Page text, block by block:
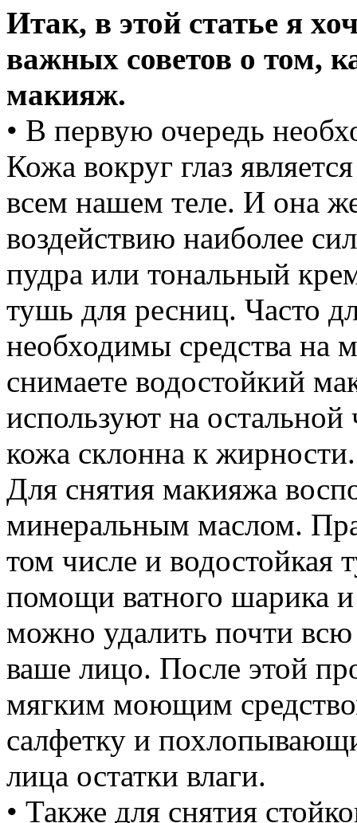
Итак, в этой статье я
важных советов о том,
макияж.
• В первую очередь
Кожа вокруг глаз
всем нашем теле. И она
воздействию наиболее
пудра или тональный
тушь для ресниц. Часто
необходимы средства на
снимаете водостойкий
используют на
кожа склонна к жирности.
Для снятия макияжа
минеральным маслом.
том числе и водостойкая
помощи ватного шарика
можно удалить почти
ваше лицо. После этой
мягким моющим
салфетку и
лица остатки влаги.
• Также для снятия